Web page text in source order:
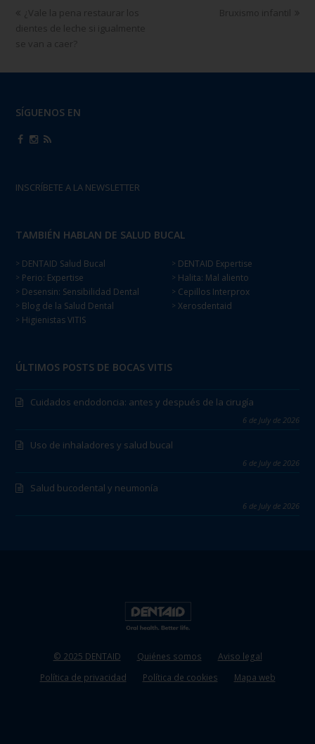
¿Vale la pena restaurar los
dientes de leche si igualmente
se van a caer?
Bruxismo infantil
SÍGUENOS EN
INSCRÍBETE A LA NEWSLETTER
TAMBIÉN HABLAN DE SALUD BUCAL
> DENTAID Salud Bucal
> Perio: Expertise
> Desensin: Sensibilidad Dental
> Blog de la Salud Dental
> Higienistas VITIS
> DENTAID Expertise
> Halita: Mal aliento
> Cepillos Interprox
> Xerosdentaid
ÚLTIMOS POSTS DE BOCAS VITIS
Cuidados endodoncia: antes y después de la cirugía
6 de July de 2026
Uso de inhaladores y salud bucal
6 de July de 2026
Salud bucodental y neumonía
6 de July de 2026
© 2025 DENTAID Quiénes somos
Aviso legal
Política de privacidad
Política de cookies Mapa web